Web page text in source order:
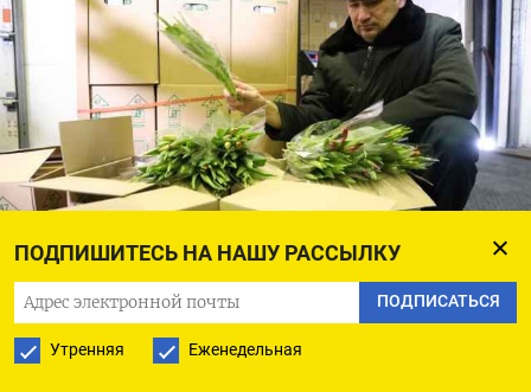
ПОДПИШИТЕСЬ НА НАШУ РАССЫЛКУ
ПОДПИСАТЬСЯ
Утренняя Еженедельная
Софья Сандурская / Агентство «Москва»
Российские власти нашли новые нарушения
в поставках товаров из Армении на фоне